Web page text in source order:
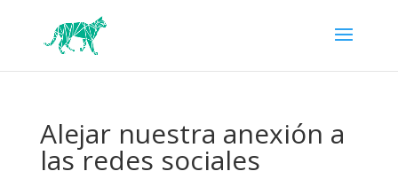
Alejar nuestra anexión a
las redes sociales